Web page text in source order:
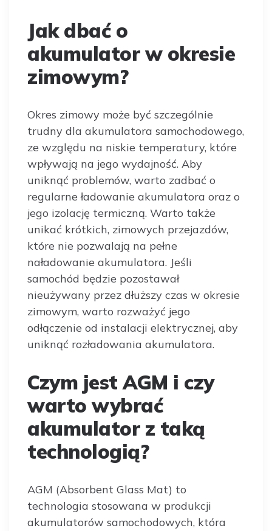
Jak dbać o
akumulator w okresie
zimowym?
Okres zimowy może być szczególnie
trudny dla akumulatora samochodowego,
ze względu na niskie temperatury, które
wpływają na jego wydajność. Aby
uniknąć problemów, warto zadbać o
regularne ładowanie akumulatora oraz o
jego izolację termiczną. Warto także
unikać krótkich, zimowych przejazdów,
które nie pozwalają na pełne
naładowanie akumulatora. Jeśli
samochód będzie pozostawał
nieużywany przez dłuższy czas w okresie
zimowym, warto rozważyć jego
odłączenie od instalacji elektrycznej, aby
uniknąć rozładowania akumulatora.
Czym jest AGM i czy
warto wybrać
akumulator z taką
technologią?
AGM (Absorbent Glass Mat) to
technologia stosowana w produkcji
akumulatorów samochodowych, która